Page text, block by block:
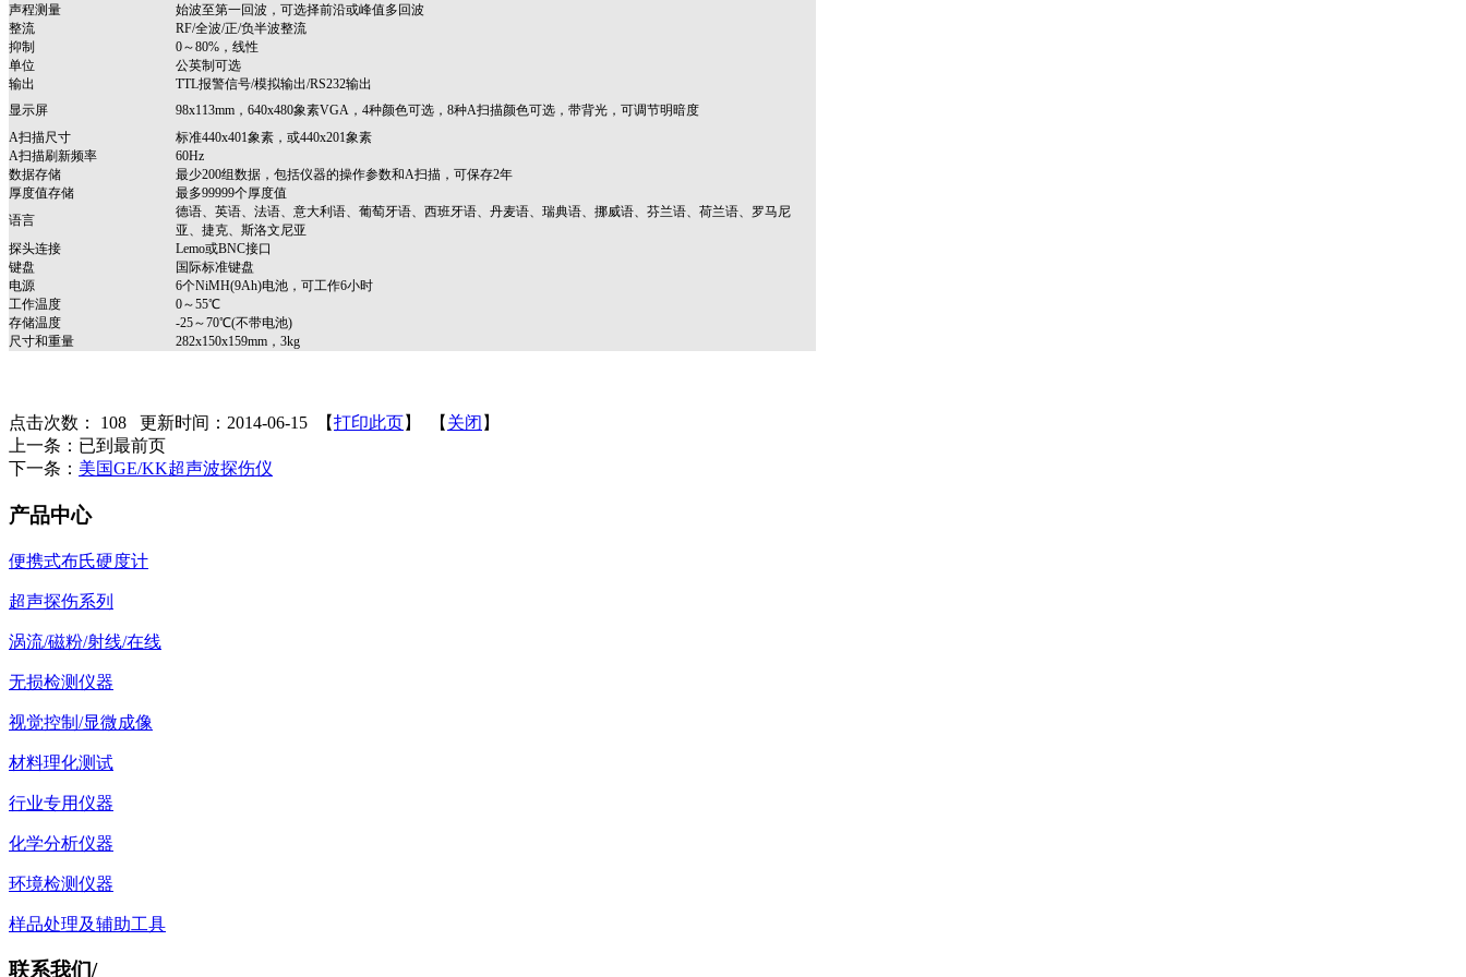
声程测量
始波至第一回波，可选择前沿或峰值多回波
整流
RF/全波/正/负半波整流
抑制
0～80%，线性
单位
公英制可选
输出
TTL报警信号/模拟输出/RS232输出
显示屏
98x113mm，640x480象素VGA，4种颜色可选，8种A扫描颜色可选，带背光，可调节明暗度
A扫描尺寸
标准440x401象素，或440x201象素
A扫描刷新频率
60Hz
数据存储
最少200组数据，包括仪器的操作参数和A扫描，可保存2年
厚度值存储
最多99999个厚度值
语言
德语、英语、法语、意大利语、葡萄牙语、西班牙语、丹麦语、瑞典语、挪威语、芬兰语、荷兰语、罗马尼
亚、捷克、斯洛文尼亚
探头连接
Lemo或BNC接口
键盘
国际标准键盘
电源
6个NiMH(9Ah)电池，可工作6小时
工作温度
0～55℃
存储温度
-25～70℃(不带电池)
尺寸和重量
282x150x159mm，3kg
点击次数： 108 更新时间：2014-06-15 【打印此页】 【 关闭 】
上一条：已到最前页
下一条： 美国GE/KK超声波探伤仪
产品中心
便携式布氏硬度计
超声探伤系列
涡流/磁粉/射线/在线
无损检测仪器
视觉控制/显微成像
材料理化测试
行业专用仪器
化学分析仪器
环境检测仪器
样品处理及辅助工具
联系我们/